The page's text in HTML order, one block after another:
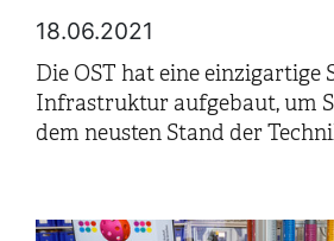
18.06.2021
Die OST hat eine einzigartige
Infrastruktur aufgebaut, um
dem neusten Stand der